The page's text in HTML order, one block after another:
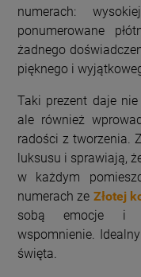
numerach:
ponumerowane
żadnego
pięknego i
Taki prezent daje
ale również
radości z tworzenia.
luksusu i sprawiają,
w każdym
numerach ze Złotej
sobą emocje i
wspomnienie.
święta.